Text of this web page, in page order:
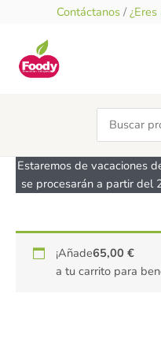
contenido
Contáctanos /
Search
for:
Estaremos de vacaciones
se procesarán a partir del
¡Añade65,00€
a tu carrito para
Inulina
de
achicoria